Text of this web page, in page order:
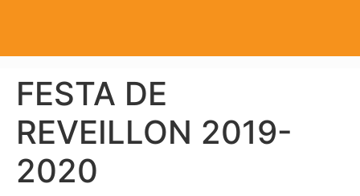
FESTA DE
REVEILLON 2019-
2020